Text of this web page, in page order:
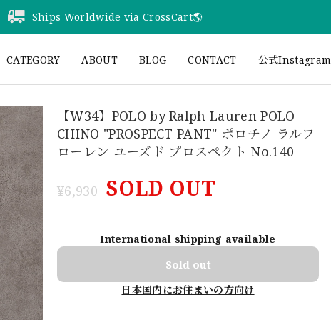
Ships Worldwide via CrossCart🌎️
CATEGORY ABOUT BLOG CONTACT 公式Instagram
【W34】POLO by Ralph Lauren POLO
CHINO "PROSPECT PANT" ポロチノ ラルフ
ローレン ユーズド プロスペクト No.140
¥6,930 SOLD OUT
International shipping available
Sold out
日本国内にお住まいの方向け